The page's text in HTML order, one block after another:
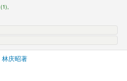
林庆昭著